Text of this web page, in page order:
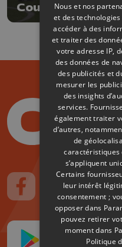
Coup d'envoi du
Suivez-nous surSuivez-
Nous et nos
et des
accéder à des
et traiter des
votre adresse IP,
des données de
des publicités et
mesurer les
des insights
services.
également traiter
d’autres,
de
caractéristiques
s’appliquent
Certains
leur intérêt
consentement ;
opposer dans
pouvez retirer
moment dans
Politique